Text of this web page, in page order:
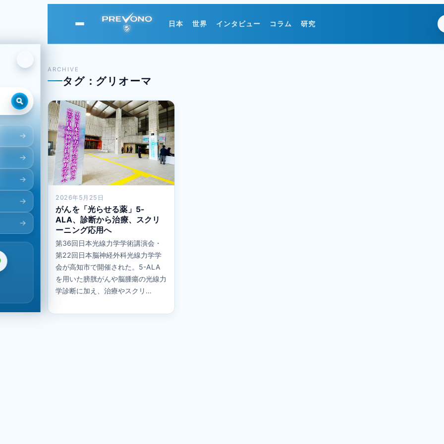
PREVONO 日本 世界 インタビュー コラム 研究
ARCHIVE
タグ：グリオーマ
2026年5月25日
がんを「光らせる薬」5-
ALA、診断から治療、スクリ
ーニング応用へ
第36回日本光線力学学術講演会・
第22回日本脳神経外科光線力学学
会が高知市で開催された。5-ALA
を用いた膀胱がんや脳腫瘍の光線力
学診断に加え、治療やスクリ…